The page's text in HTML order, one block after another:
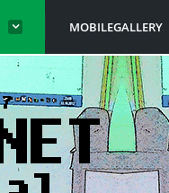
MOBILEGALLERY